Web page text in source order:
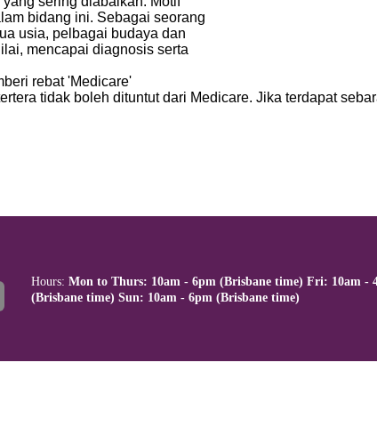
bidang ini. Sebagai seorang
usia, pelbagai budaya dan
mencapai diagnosis serta
rebat 'Medicare'
tidak boleh dituntut dari Medicare. Jika terdapat
Hours: Mon to Thurs: 10am - 6pm (Brisbane time) Fri: 10am -
(Brisbane time) Sun: 10am - 6pm (Brisbane time)